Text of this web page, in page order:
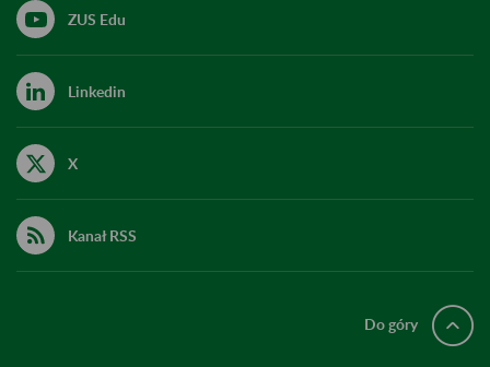
ZUS Edu
Linkedin
X
Kanał RSS
Do góry